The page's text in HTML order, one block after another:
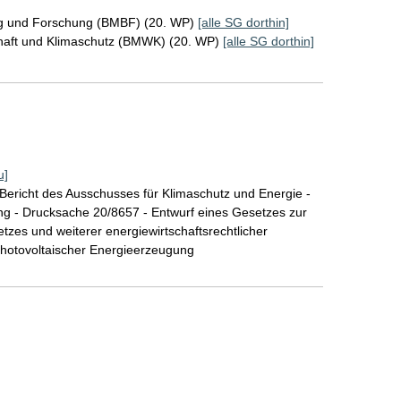
und Forschung (BMBF) (20. WP) [alle SG dorthin]
und Klimaschutz (BMWK) (20. WP) [alle SG dorthin]
des Ausschusses für Klimaschutz und Energie -
- Drucksache 20/8657 - Entwurf eines Gesetzes zur
und weiterer energiewirtschaftsrechtlicher
Energieerzeugung